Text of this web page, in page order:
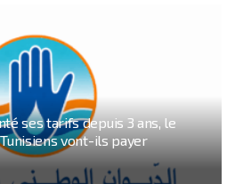
ses tarifs depuis 3 ans, le
vont-ils payer